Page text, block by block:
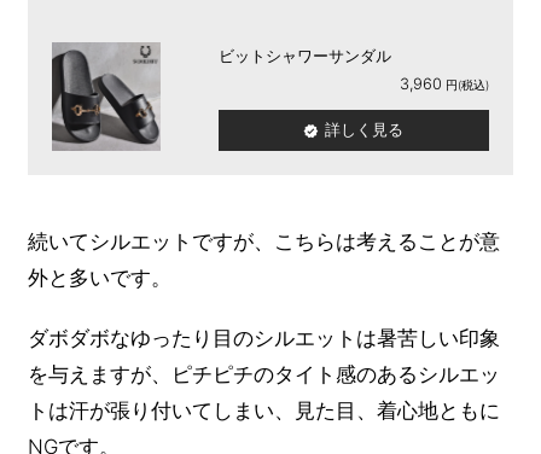
ビットシャワーサンダル
3,960
詳しく見る
続いてシルエットですが、こちらは考えることが意
外と多いです。
ダボダボなゆったり目のシルエットは暑苦しい印象
を与えますが、ピチピチのタイト感のあるシルエッ
トは汗が張り付いてしまい、見た目、着心地ともに
NGです。